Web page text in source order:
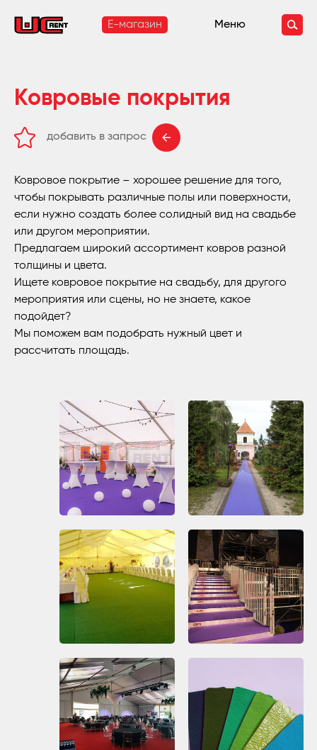
E-магазин Меню
Ковровые покрытия
добавить в запрос
Ковровое покрытие – хорошее решение для того,
чтобы покрывать различные полы или поверхности,
если нужно создать более солидный вид на свадьбе
или другом мероприятии.
Предлагаем широкий ассортимент ковров разной
толщины и цвета.
Ищете ковровое покрытие на свадьбу, для другого
мероприятия или сцены, но не знаете, какое
подойдет?
Мы поможем вам подобрать нужный цвет и
рассчитать площадь.